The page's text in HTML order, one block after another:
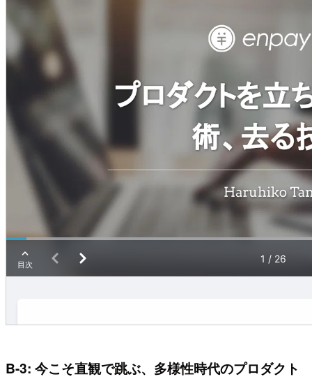
B-3: 今こそ直観で跳ぶ、多様性時代のプロダクト